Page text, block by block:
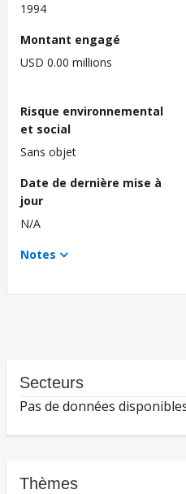
1994
Montant engagé
USD 0.00 millions
Risque environnemental
et social
Sans objet
Date de dernière mise à
jour
N/A
Notes
Secteurs
Pas de données
Thèmes